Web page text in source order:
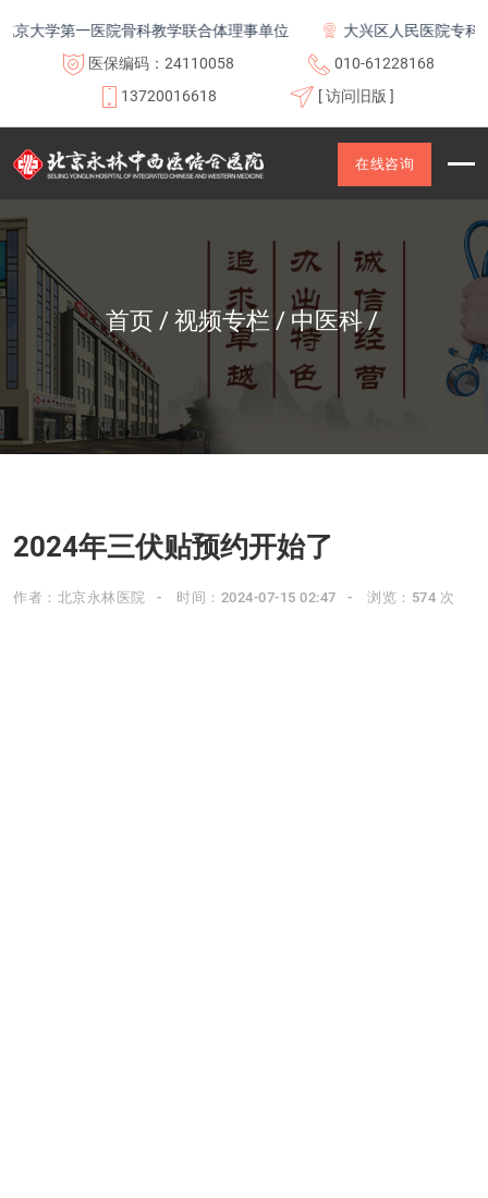
大学第一医院骨科教学联合体理事单位
大兴区人民医院专科联
医保编码：24110058
010-61228168
13720016618
[ 访问旧版 ]
在线咨询
首页 视频专栏 中医科
2024年三伏贴预约开始了
作者：北京永林医院 时间：2024-07-15 02:47 浏览：574 次